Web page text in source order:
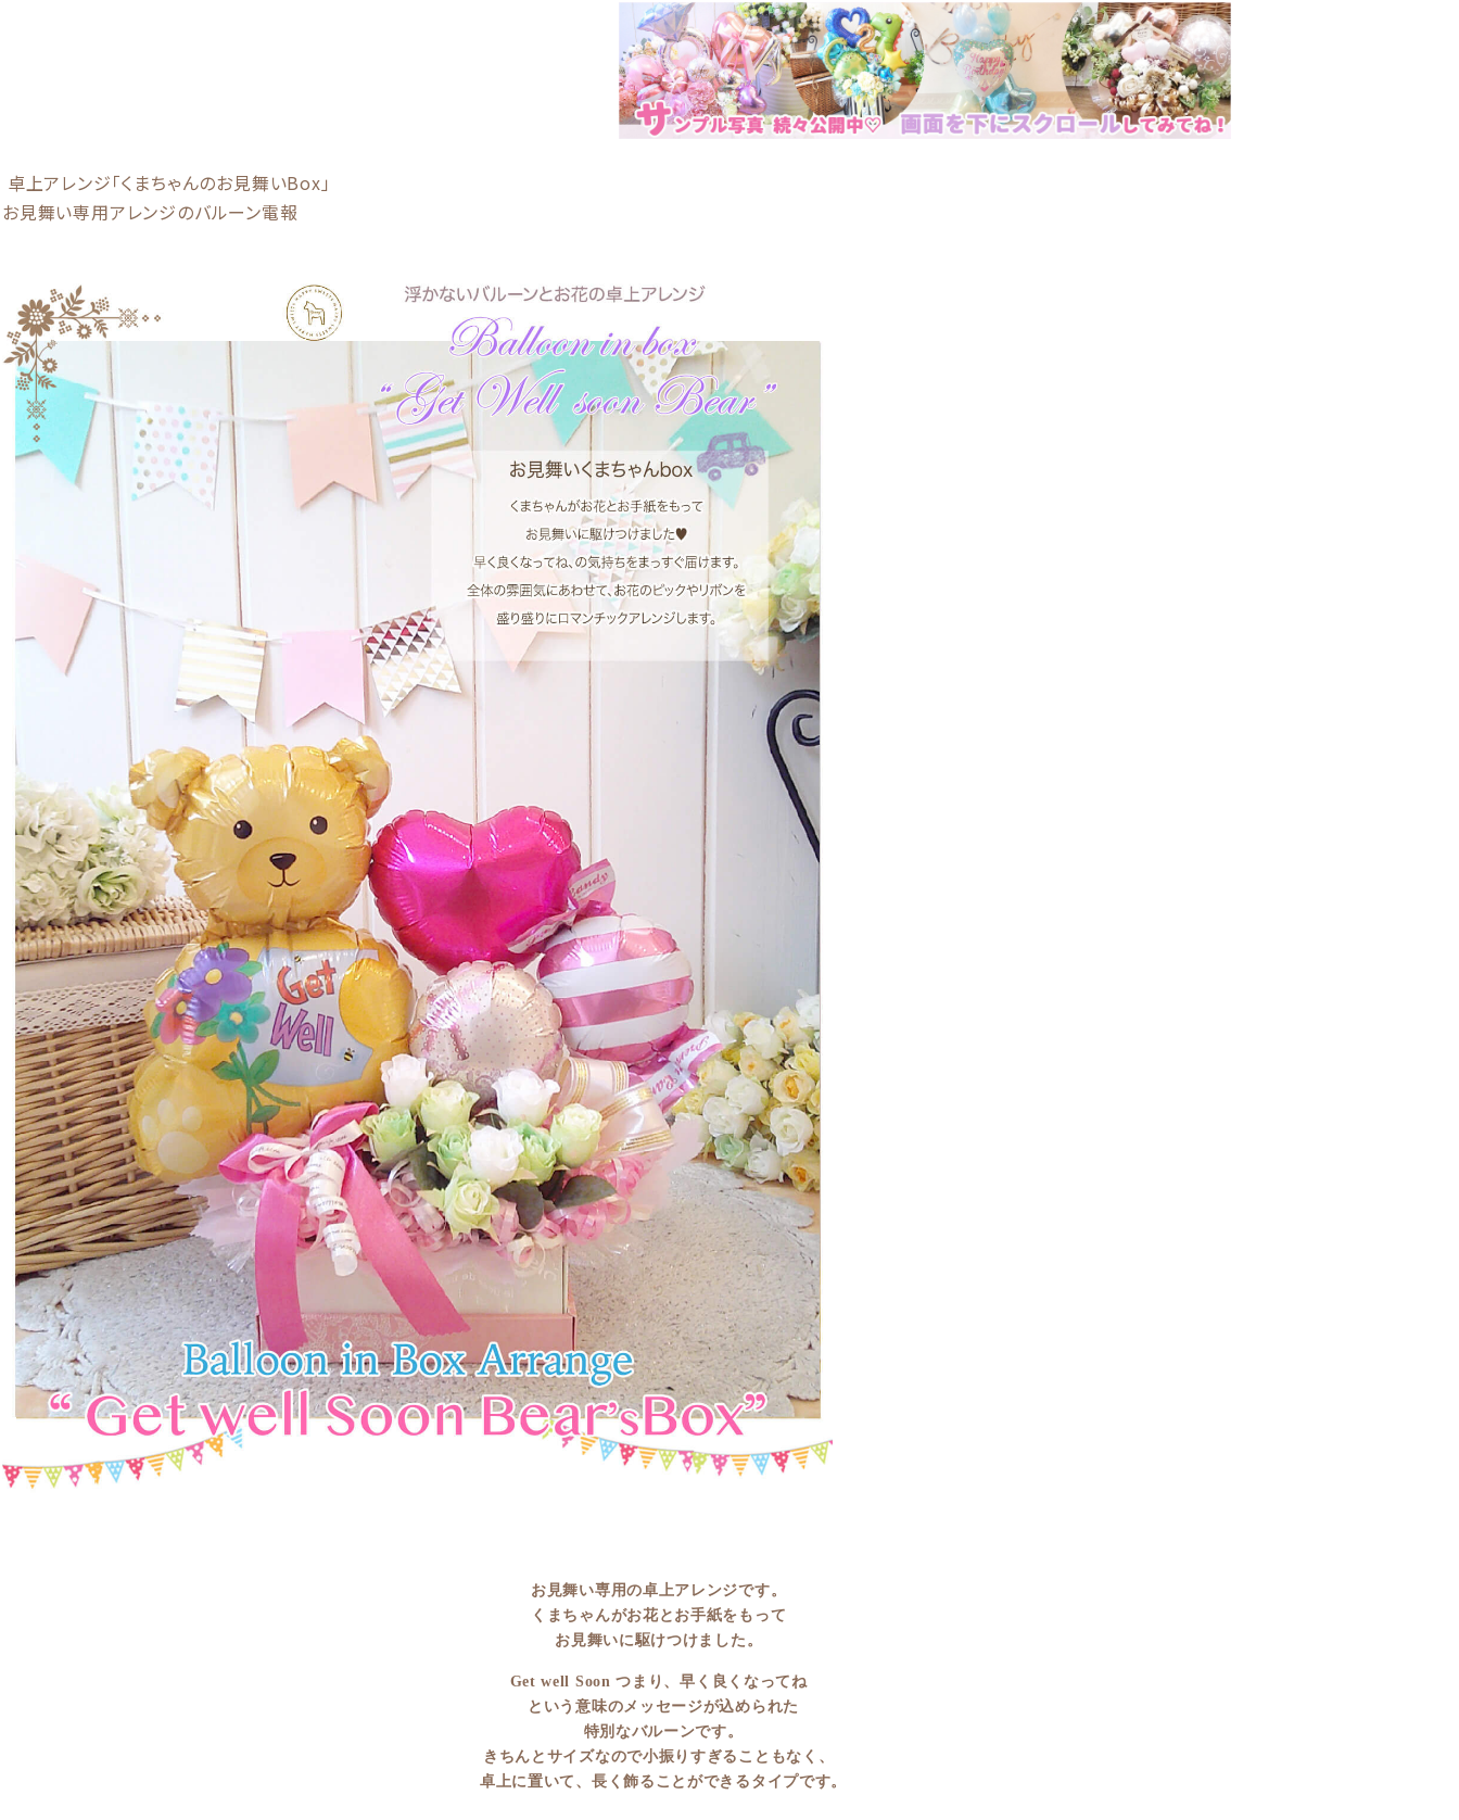
卓上アレンジ「くまちゃんのお見舞いBox」
お見舞い専用アレンジのバルーン電報
お見舞い専用の卓上アレンジです。
くまちゃんがお花とお手紙をもって
お見舞いに駆けつけました。
Get well Soon つまり、早く良くなってね
という意味のメッセージが込められた
特別なバルーンです。
きちんとサイズなので小振りすぎることもなく、
卓上に置いて、長く飾ることができるタイプです。